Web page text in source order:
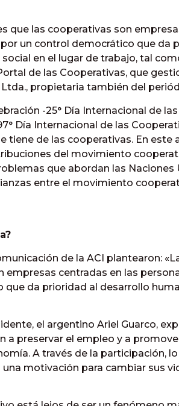
que las cooperativas son
un control democrático que da
en el lugar de trabajo, tal
de las Cooperativas, que
propietaria también del
-25° Día Internacional de
Día Internacional de las
tiene de las cooperativas. En este
del movimiento
que abordan las
entre el movimiento
de la ACI plantearon:
empresas centradas en las
da prioridad al desarrollo
el argentino Ariel Guarco,
a preservar el empleo y a
A través de la participación,
motivación para cambiar sus